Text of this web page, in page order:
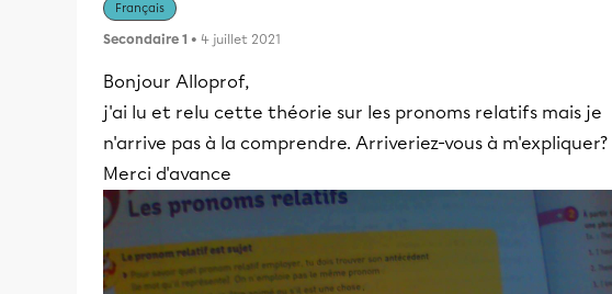
Français
Secondaire 1 • 4 juillet 2021
Bonjour Alloprof,
j'ai lu et relu cette théorie sur les pronoms relatifs mais je
n'arrive pas à la comprendre. Arriveriez-vous à m'expliquer?
Merci d'avance